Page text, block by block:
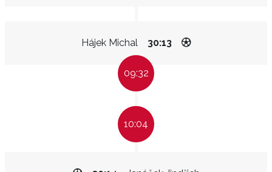
Hájek Michal 30:13
09:32
10:04